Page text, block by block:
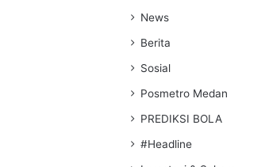
News
Berita
Sosial
Posmetro Medan
PREDIKSI BOLA
#Headline